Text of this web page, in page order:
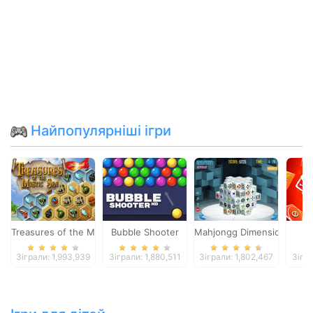
Найпопулярніші ігри
Treasures of the Mystic Sea
Зіграли: 1,993,939
Bubble Shooter
Зіграли: 1,880,511
Mahjongg Dimensions
Зіграли: 1,802,467